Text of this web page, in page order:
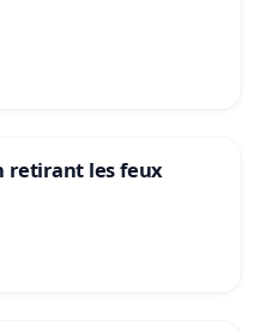
retirant les feux